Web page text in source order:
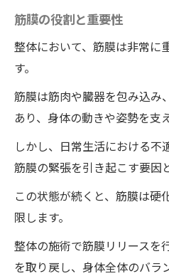
筋膜の役割と重要性
整体において、筋膜は非常に
す。
筋膜は筋肉や臓器を包み込み
あり、身体の動きや姿勢を支
しかし、日常生活における不
筋膜の緊張を引き起こす要因
この状態が続くと、筋膜は硬
限します。
整体の施術で筋膜リリースを
を取り戻し、身体全体のバラ